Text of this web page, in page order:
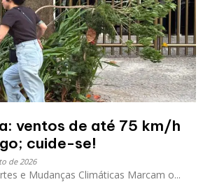
ventos de até 75 km/h
cuide-se!
de 2026
e Mudanças Climáticas Marcam o...